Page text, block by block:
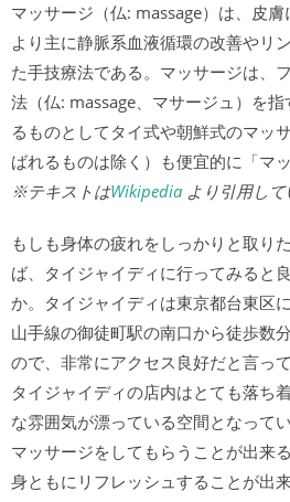
マッサージ（仏: massage）は、皮
より主に静脈系血液循環の改善やリ
た手技療法である。マッサージは、
法（仏: massage、マサージュ）を
るものとしてタイ式や朝鮮式のマッ
ばれるものは除く）も便宜的に「マ
※テキストはWikipedia より引用して
もしも身体の疲れをしっかりと取り
ば、タイジャイディに行ってみると
か。タイジャイディは東京都台東区
山手線の御徒町駅の南口から徒歩数
ので、非常にアクセス良好だと言っ
タイジャイディの店内はとても落ち
な雰囲気が漂っている空間となって
マッサージをしてもらうことが出来
身ともにリフレッシュすることが出